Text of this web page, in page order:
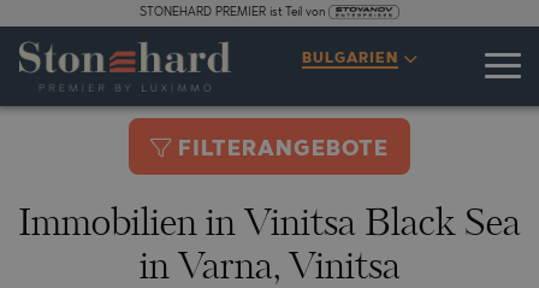
STONEHARD PREMIER ist Teil von
BULGARIEN
FILTERANGEBOTE
Immobilien in Vinitsa Black Sea
in Varna, Vinitsa